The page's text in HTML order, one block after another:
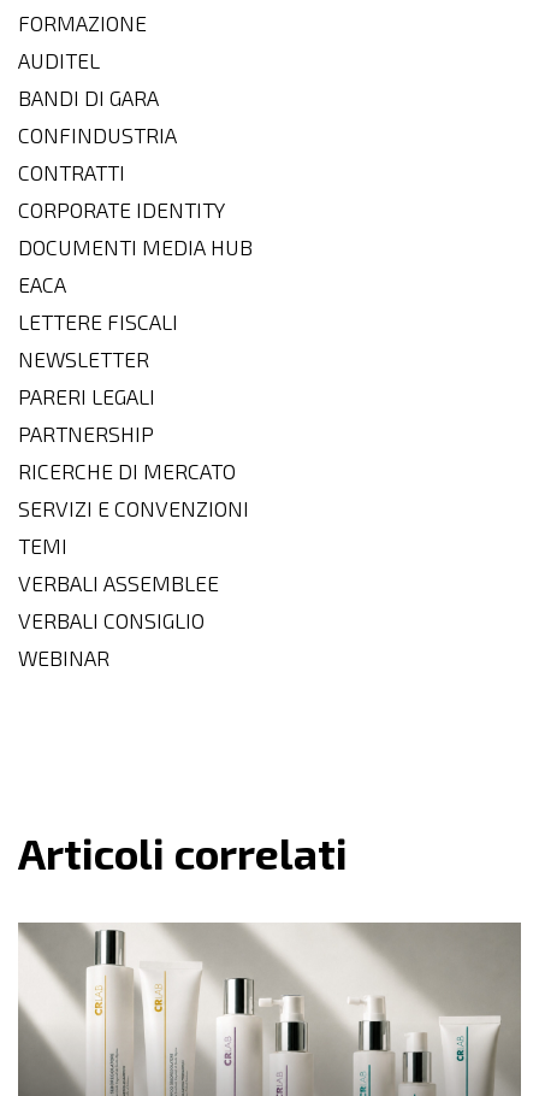
FORMAZIONE
AUDITEL
BANDI DI GARA
CONFINDUSTRIA
CONTRATTI
CORPORATE IDENTITY
DOCUMENTI MEDIA HUB
EACA
LETTERE FISCALI
NEWSLETTER
PARERI LEGALI
PARTNERSHIP
RICERCHE DI MERCATO
SERVIZI E CONVENZIONI
TEMI
VERBALI ASSEMBLEE
VERBALI CONSIGLIO
WEBINAR
Articoli correlati